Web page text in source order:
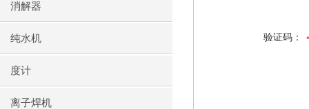
消解器
纯水机
度计
离子焊机
验证码：